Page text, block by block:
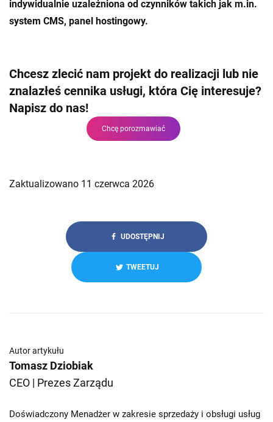
indywidualnie uzależniona od czynników takich jak m.in.
system CMS, panel hostingowy.
Chcesz zlecić nam projekt do realizacji lub nie
znalazłeś cennika usługi, która Cię interesuje?
Napisz do nas!
Chcę porozmawiać
Zaktualizowano 11 czerwca 2026
UDOSTĘPNIJ
TWEETUJ
Autor artykułu
Tomasz Dziobiak
CEO | Prezes Zarządu
Doświadczony Menadżer w zakresie sprzedaży i obsługi usług